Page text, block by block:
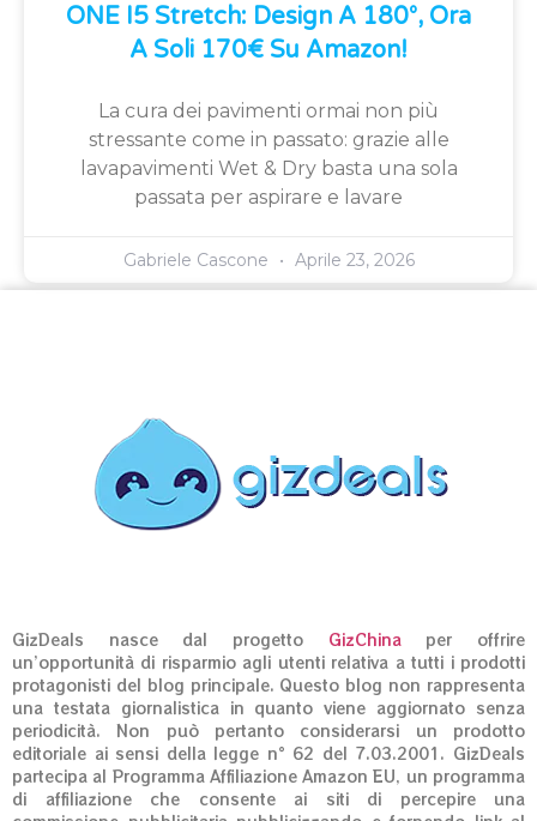
ONE I5 Stretch: Design A 180°, Ora
A Soli 170€ Su Amazon!
La cura dei pavimenti ormai non più
stressante come in passato: grazie alle
lavapavimenti Wet & Dry basta una sola
passata per aspirare e lavare
Gabriele Cascone Aprile 23, 2026
GizDeals nasce dal progetto GizChinaper offrire
un’opportunità di risparmio agli utenti relativa a tutti i prodotti
protagonisti del blog principale. Questo blog non rappresenta
una testata giornalistica in quanto viene aggiornato senza
periodicità. Non può pertanto considerarsi un prodotto
editoriale ai sensi della legge n° 62 del 7.03.2001. GizDeals
partecipa al Programma Affiliazione Amazon EU, un programma
di affiliazione che consente ai siti di percepire una